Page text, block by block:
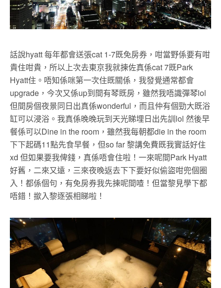
話說hyatt 每年都會送張cat 1-7既免房券，咁當野係要有咁
貴住咁貴，所以上次去東京我就揀佐真係cat 7既Park
Hyatt住。唔知係咪第一次住既關係，我發覺通常都會
upgrade，今次又係up到間有琴既房，雖然我唔識彈琴lol
但間房個夜景同日出真係wonderful，而且仲有個勁大既浴
缸可以浸浴。我真係晚晚玩到天光睇埋日出先訓lol 然後早
餐係可以Dine in the room，雖然我每朝都die in the room
下下起碼11點先食早餐，但so far 黎講免費既我實話好住
xd 但如果要我俾錢，真係唔會住啦！一來呢間Park Hyatt
好舊，二來又遠，三來夜晚返去下下要好似偷盜咁兜個圈
入！都係個句，有免房券我先揀呢間喳！但當黎見學下都
唔錯！撳入黎逐張相睇啦！